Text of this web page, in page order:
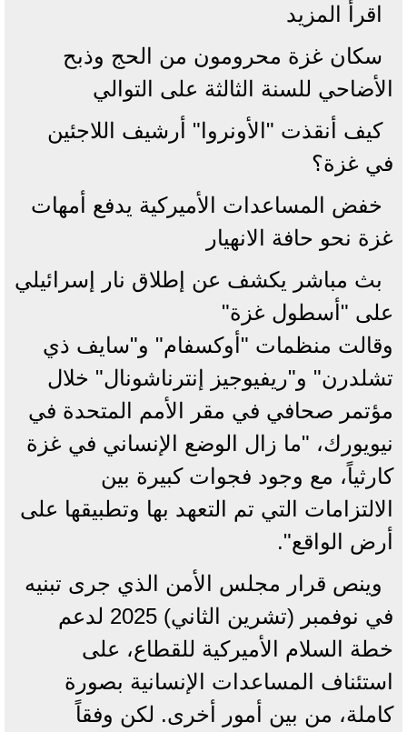
اقرأ المزيد
سكان غزة محرومون من الحج وذبح
الأضاحي للسنة الثالثة على التوالي
كيف أنقذت "الأونروا" أرشيف اللاجئين
في غزة؟
خفض المساعدات الأميركية يدفع أمهات
غزة نحو حافة الانهيار
بث مباشر يكشف عن إطلاق نار إسرائيلي
على "أسطول غزة"
وقالت منظمات "أوكسفام" و"سايف ذي
تشلدرن" و"ريفيوجيز إنترناشونال" خلال
مؤتمر صحافي في مقر الأمم المتحدة في
نيويورك، "ما زال الوضع الإنساني في غزة
كارثياً، مع وجود فجوات كبيرة بين
الالتزامات التي تم التعهد بها وتطبيقها على
أرض الواقع".
وينص قرار مجلس الأمن الذي جرى تبنيه
في نوفمبر (تشرين الثاني) 2025 لدعم
خطة السلام الأميركية للقطاع، على
استئناف المساعدات الإنسانية بصورة
كاملة، من بين أمور أخرى. لكن وفقاً